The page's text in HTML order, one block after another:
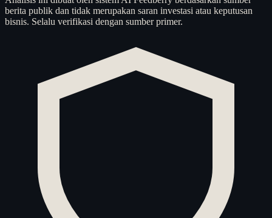
berita publik dan tidak merupakan saran investasi atau keputusan
bisnis. Selalu verifikasi dengan sumber primer.